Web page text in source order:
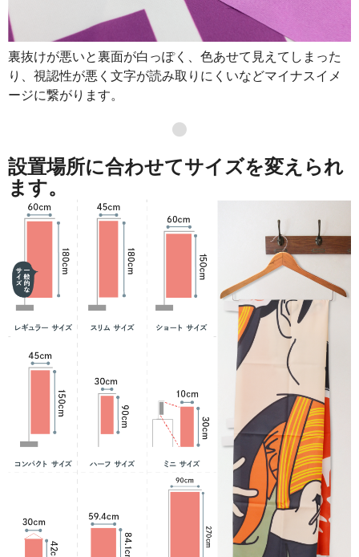
裏抜けが悪いと裏面が白っぽく、色あせて見えてしまった
り、視認性が悪く文字が読み取りにくいなどマイナスイメ
ージに繋がります。
●
設置場所に合わせてサイズを変えられ
ます。